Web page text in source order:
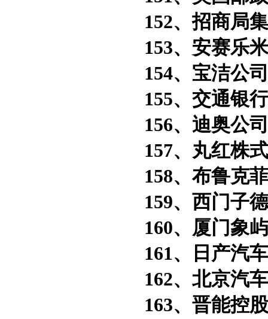
152、招商局集
153、安赛乐米
154、宝洁公司
155、交通银行
156、迪奥公司
157、丸红株式
158、布鲁克菲
159、西门子
160、厦门象屿
161、日产汽车
162、北京汽车
163、晋能控股